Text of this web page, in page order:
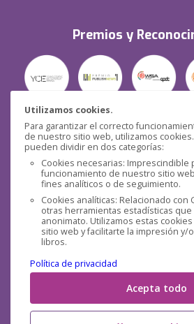
Utilizamos cookies.
Para garantizar el correcto
de nuestro sitio web, utilizamos
pueden dividir en dos categorías:
Cookies necesarias: Imprescindible
funcionamiento de nuestro sitio
fines analíticos o de seguimiento.
Cookies analíticas: Relacionado con
otras herramientas estadísticas
anonimato. Utilizamos estas
sitio web y facilitarte la impresión y/
libros.
Política de privacidad
Acepta todo
Premios y
Seguridad
Redes